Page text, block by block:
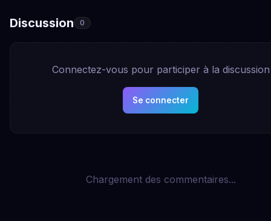
Discussion 0
Connectez-vous pour participer à la discussion
Se connecter
Chargement des commentaires...